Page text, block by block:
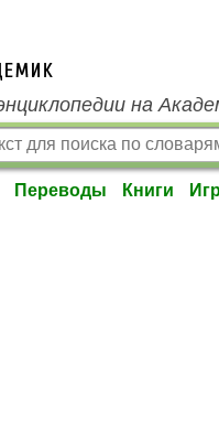
на
Переводы Книги